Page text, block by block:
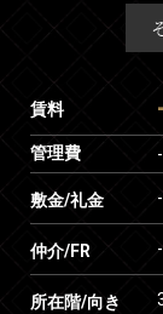
賃料
管理費
敷金/礼金
仲介/FR
所在階/向き